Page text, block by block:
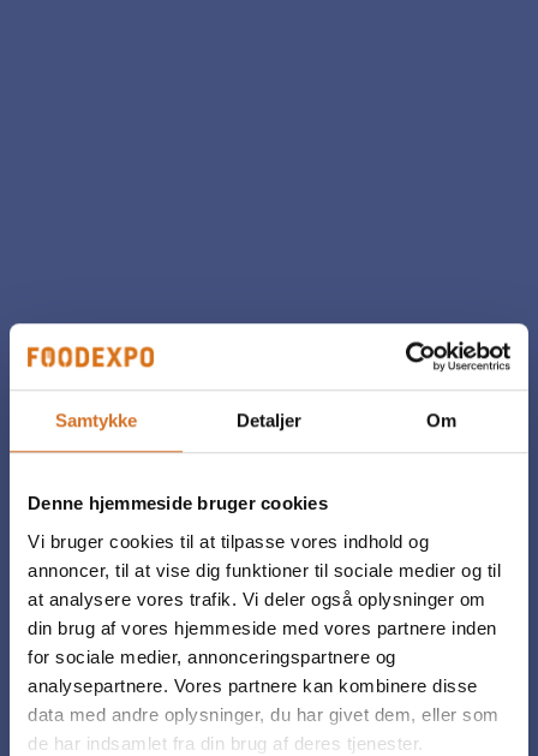
Samtykke Detaljer Om
Denne hjemmeside bruger cookies
Vi bruger cookies til at tilpasse vores indhold og
annoncer, til at vise dig funktioner til sociale medier og til
at analysere vores trafik. Vi deler også oplysninger om
din brug af vores hjemmeside med vores partnere inden
for sociale medier, annonceringspartnere og
analysepartnere. Vores partnere kan kombinere disse
data med andre oplysninger, du har givet dem, eller som
de har indsamlet fra din brug af deres tjenester.